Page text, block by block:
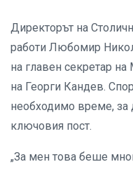
Директорът на
работи Любомир
на главен секретар
на Георги Кандев.
необходимо време, за
ключовия пост.
„За мен това беше